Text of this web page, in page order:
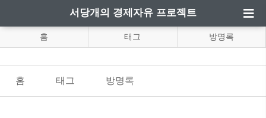
서당개의 경제자유 프로젝트
홈 태그 방명록
홈 태그 방명록